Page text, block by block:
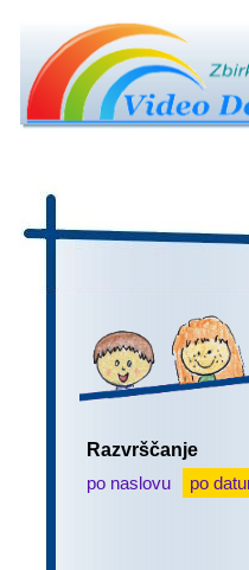
Razvrščanje
po naslovu
po